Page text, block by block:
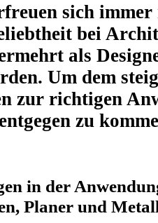
sich immer
bei
als
Um dem
zur richtigen
zu
in der
Planer und